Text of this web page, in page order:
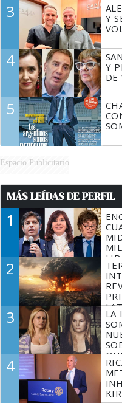
3
Y
4
Y
DE
5
Espacio Publicitario
MÁS LEÍDAS DE PERFIL
1
2
3
LA
4